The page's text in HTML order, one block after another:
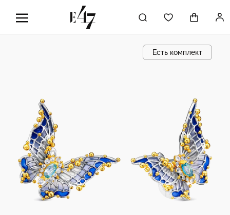
Есть комплект